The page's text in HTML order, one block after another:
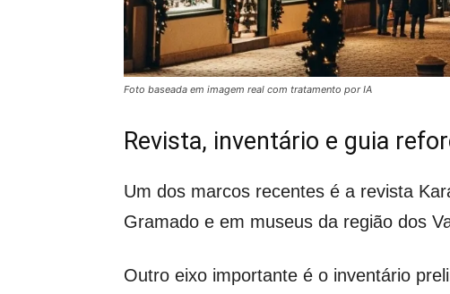
Foto baseada em imagem real com tratamento por IA
Revista, inventário e guia
Um dos marcos recentes é a revista
Gramado e em museus da região dos
Outro eixo importante é o inventário